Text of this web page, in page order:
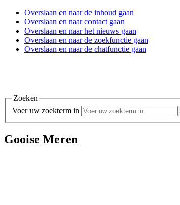
Overslaan en naar de inhoud gaan
Overslaan en naar contact gaan
Overslaan en naar het nieuws gaan
Overslaan en naar de zoekfunctie gaan
Overslaan en naar de chatfunctie gaan
Zoeken
Voer uw zoekterm in
Gooise Meren